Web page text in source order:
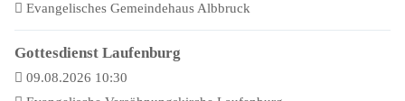
Evangelisches Gemeindehaus Albbruck
Gottesdienst Laufenburg
09.08.2026 10:30